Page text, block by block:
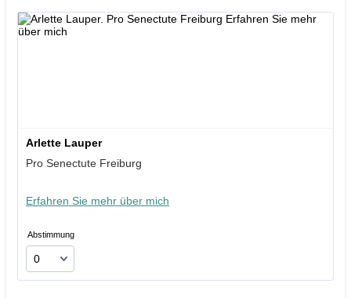
Arlette Lauper
Pro Senectute Freiburg
Erfahren Sie mehr über mich
Abstimmung